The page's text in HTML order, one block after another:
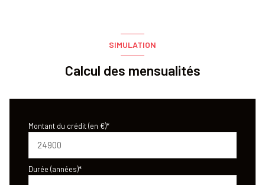
SIMULATION
Calcul des mensualités
Montant du crédit (en €)*
Durée (années)*